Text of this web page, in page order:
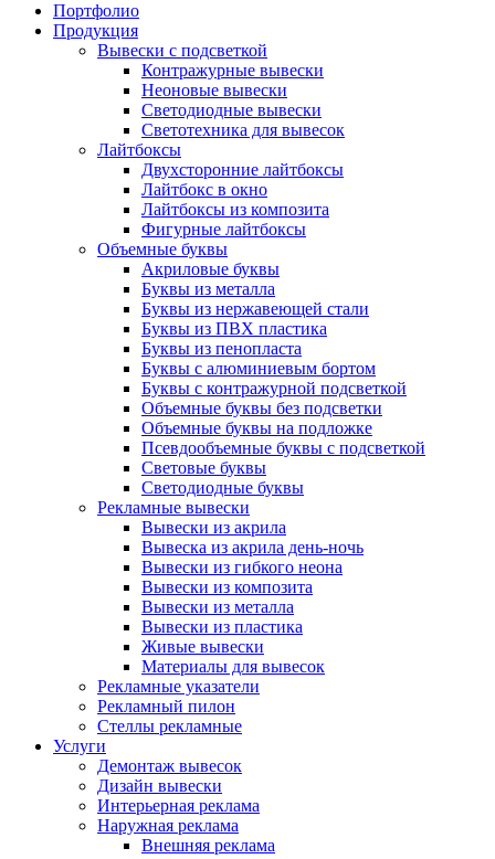
Портфолио
Продукция
Вывески с подсветкой
Контражурные вывески
Неоновые вывески
Светодиодные вывески
Светотехника для вывесок
Лайтбоксы
Двухсторонние лайтбоксы
Лайтбокс в окно
Лайтбоксы из композита
Фигурные лайтбоксы
Объемные буквы
Акриловые буквы
Буквы из металла
Буквы из нержавеющей стали
Буквы из ПВХ пластика
Буквы из пенопласта
Буквы с алюминиевым бортом
Буквы с контражурной подсветкой
Объемные буквы без подсветки
Объемные буквы на подложке
Псевдообъемные буквы с подсветкой
Световые буквы
Светодиодные буквы
Рекламные вывески
Вывески из акрила
Вывеска из акрила день-ночь
Вывески из гибкого неона
Вывески из композита
Вывески из металла
Вывески из пластика
Живые вывески
Материалы для вывесок
Рекламные указатели
Рекламный пилон
Стеллы рекламные
Услуги
Демонтаж вывесок
Дизайн вывески
Интерьерная реклама
Наружная реклама
Внешняя реклама